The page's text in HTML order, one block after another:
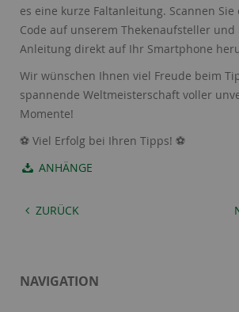
es eine kurze Faltanleitung. Scannen Sie
Code auf unserem Thekenaufsteller und
Anleitung direkt auf Ihr Smartphone
Wir wünschen Ihnen viel Freude beim
spannende Weltmeisterschaft voller
Momente!
⚽ Viel Erfolg bei Ihren Tipps! ⚽
ANHÄNGE
ZURÜCK
NAVIGATION